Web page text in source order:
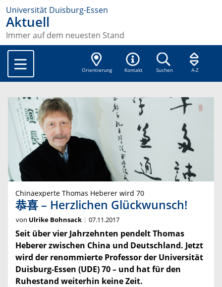
Universität Duisburg-Essen
Aktuell
Immer auf dem neuesten Stand
Orientierung Kontakt Suchen A-Z
Chinaexperte Thomas Heberer wird 70
恭喜 – Herzlichen Glückwunsch!
von Ulrike Bohnsack 07.11.2017
Seit über vier Jahrzehnten pendelt Thomas
Heberer zwischen China und Deutschland. Jetzt
wird der renommierte Professor der Universität
Duisburg-Essen (UDE) 70 – und hat für den
Ruhestand weiterhin keine Zeit.